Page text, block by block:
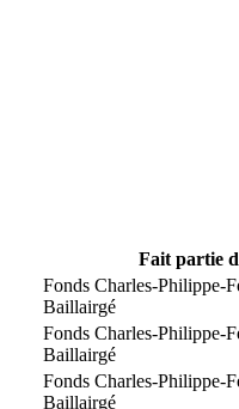
Fait partie
Fonds Charles-Philippe-
Baillairgé
Fonds Charles-Philippe-
Baillairgé
Fonds Charles-Philippe-
Baillairgé